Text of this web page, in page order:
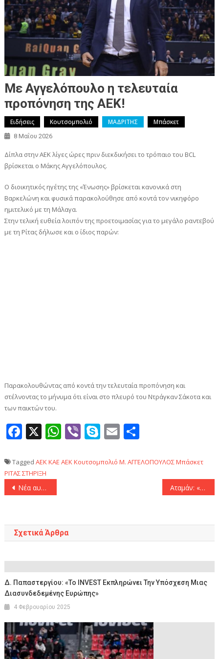
Με Αγγελόπουλο η τελευταία
προπόνηση της ΑΕΚ!
Ειδήσεις Κουτσομπολιό ΜΑΔΡΙΤΗΣ Μπάσκετ
8 Μαΐου 2026
Δίπλα στην ΑΕΚ λίγες ώρες πριν διεκδικήσει το τρόπαιο του BCL
βρίσκεται ο Μάκης Αγγελόπουλος.
Ο διοικητικός ηγέτης της «Ένωσης» βρίσκεται κανονικά στη
Βαρκελώνη και φυσικά παρακολούθησε από κοντά τον νικηφόρο
ημιτελικό με τη Μάλαγα.
Στην τελική ευθεία λοιπόν της προετοιμασίας για το μεγάλο ραντεβού
με τη Ρίτας δήλωσε και ο ίδιος παρών:
Παρακολουθώντας από κοντά την τελευταία προπόνηση και
στέλνοντας το μήνυμα ότι είναι στο πλευρό του Ντράγκαν Σάκοτα και
των παικτών του.
Facebook
X WhatsApp
ViberSkype
Email
Tagged AEKKAE AEKΚουτσομπολιό Μ. ΑΓΓΕΛΟΠΟΥΛΟΣΜπάσκετ
ΡΙΤΑΣΣΤΗΡΙΞΗ
Πλοήγηση
Νέα αυτοκτονία για τον Παναθηναϊκό κόντρα στη Βαλένθια (86-89) Αταμάν: «Η Βαλένθια έπαιξε καλύτερα από εμάς, άξιζε να κερδίσει, συγχαρητήρια»
Σχετικά Άρθρα
Δ. Παπαστεργίου: «Το INVEST Εκπληρώνει Την Υπόσχεση Μιας
Διασυνδεδεμένης Ευρώπης»
4 Φεβρουαρίου 2025